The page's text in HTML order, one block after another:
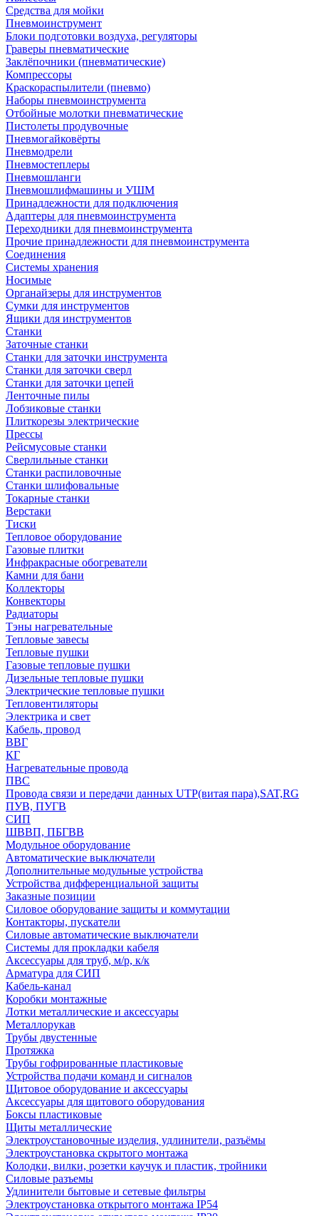
Средства для мойки
Пневмоинструмент
Блоки подготовки воздуха, регуляторы
Граверы пневматические
Заклёпочники (пневматические)
Компрессоры
Краскораспылители (пневмо)
Наборы пневмоинструмента
Отбойные молотки пневматические
Пистолеты продувочные
Пневмогайковёрты
Пневмодрели
Пневмостеплеры
Пневмошланги
Пневмошлифмашины и УШМ
Принадлежности для подключения
Адаптеры для пневмоинструмента
Переходники для пневмоинструмента
Прочие принадлежности для пневмоинструмента
Соединения
Системы хранения
Носимые
Органайзеры для инструментов
Сумки для инструментов
Ящики для инструментов
Станки
Заточные станки
Станки для заточки инструмента
Станки для заточки сверл
Станки для заточки цепей
Ленточные пилы
Лобзиковые станки
Плиткорезы электрические
Прессы
Рейсмусовые станки
Сверлильные станки
Станки распиловочные
Станки шлифовальные
Токарные станки
Верстаки
Тиски
Тепловое оборудование
Газовые плитки
Инфракрасные обогреватели
Камни для бани
Коллекторы
Конвекторы
Радиаторы
Тэны нагревательные
Тепловые завесы
Тепловые пушки
Газовые тепловые пушки
Дизельные тепловые пушки
Электрические тепловые пушки
Тепловентиляторы
Электрика и свет
Кабель, провод
ВВГ
КГ
Нагревательные провода
ПВС
Провода связи и передачи данных UTP(витая пара),SAT,RG
ПУВ, ПУГВ
СИП
ШВВП, ПБГВВ
Модульное оборудование
Автоматические выключатели
Дополнительные модульные устройства
Устройства дифференциальной защиты
Заказные позиции
Силовое оборудование защиты и коммутации
Контакторы, пускатели
Силовые автоматические выключатели
Системы для прокладки кабеля
Аксессуары для труб, м/р, к/к
Арматура для СИП
Кабель-канал
Коробки монтажные
Лотки металлические и аксессуары
Металлорукав
Трубы двустенные
Протяжка
Трубы гофрированные пластиковые
Устройства подачи команд и сигналов
Щитовое оборудование и аксессуары
Аксессуары для щитового оборудования
Боксы пластиковые
Щиты металлические
Электроустановочные изделия, удлинители, разъёмы
Электроустановка скрытого монтажа
Колодки, вилки, розетки каучук и пластик, тройники
Силовые разъемы
Удлинители бытовые и сетевые фильтры
Электроустановка открытого монтажа IP54